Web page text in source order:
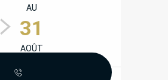
AU
31
AOÛT